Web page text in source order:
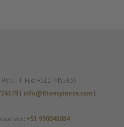
| T. Fijo: +511 4455835
| info@fitoespinosa.com |
+51 990048084